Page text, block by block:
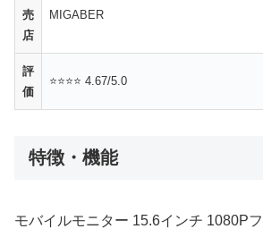
売
店
MIGABER
評
価
⭐⭐⭐⭐ 4.67/5.0
特徴・機能
モバイルモニター 15.6インチ 1080P